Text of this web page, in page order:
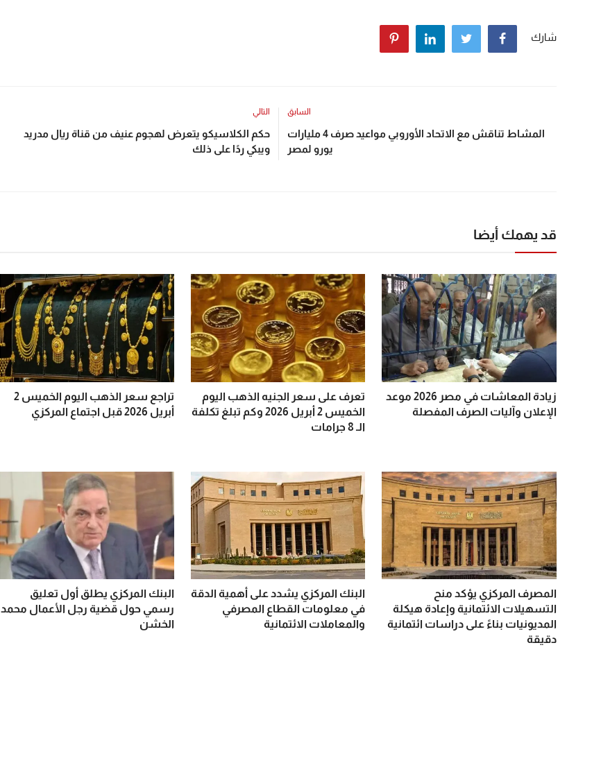
شارك
السابق
المشاط تناقش مع الاتحاد الأوروبي مواعيد صرف 4 مليارات
يورو لمصر
التالي
حكم الكلاسيكو يتعرض لهجوم عنيف من قناة ريال مدريد
ويبكي ردًا على ذلك
قد يهمك أيضا
زيادة المعاشات في مصر 2026 موعد
الإعلان وآليات الصرف المفصلة
تعرف على سعر الجنيه الذهب اليوم
الخميس 2 أبريل 2026 وكم تبلغ تكلفة
الـ 8 جرامات
تراجع سعر الذهب اليوم الخميس 2
أبريل 2026 قبل اجتماع المركزي
المصرف المركزي يؤكد منح
التسهيلات الائتمانية وإعادة هيكلة
المديونيات بناءً على دراسات ائتمانية
دقيقة
البنك المركزي يشدد على أهمية الدقة
في معلومات القطاع المصرفي
والمعاملات الائتمانية
البنك المركزي يطلق أول تعليق
رسمي حول قضية رجل الأعمال محمد
الخشن